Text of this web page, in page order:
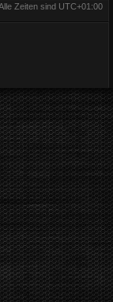
Zeiten sind UTC+01:00